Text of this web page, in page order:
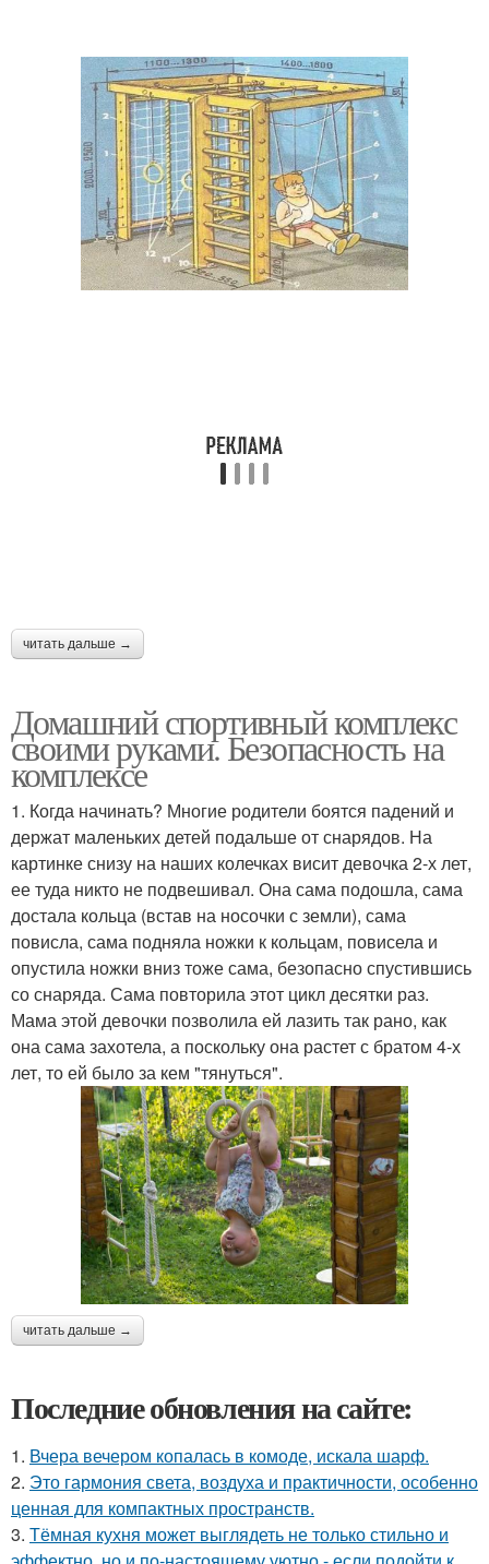
читать дальше →
Домашний спортивный комплекс
своими руками. Безопасность на
комплексе
1. Когда начинать? Многие родители боятся падений и
держат маленьких детей подальше от снарядов. На
картинке снизу на наших колечках висит девочка 2-х лет,
ее туда никто не подвешивал. Она сама подошла, сама
достала кольца (встав на носочки с земли), сама
повисла, сама подняла ножки к кольцам, повисела и
опустила ножки вниз тоже сама, безопасно спустившись
со снаряда. Сама повторила этот цикл десятки раз.
Мама этой девочки позволила ей лазить так рано, как
она сама захотела, а поскольку она растет с братом 4-х
лет, то ей было за кем "тянуться".
читать дальше →
Последние обновления на сайте:
1. Вчера вечером копалась в комоде, искала шарф.
2. Это гармония света, воздуха и практичности, особенно
ценная для компактных пространств.
3. Тёмная кухня может выглядеть не только стильно и